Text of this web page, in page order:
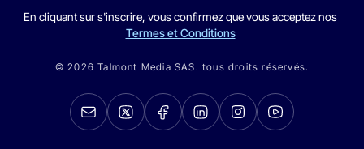
En cliquant sur s'inscrire, vous confirmez que vous acceptez nos
Termes et Conditions
© 2026 Talmont Media SAS. tous droits réservés.